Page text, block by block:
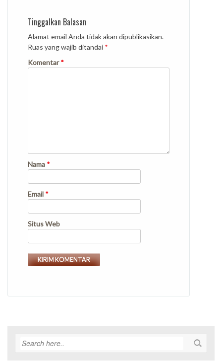
Tinggalkan Balasan
Alamat email Anda tidak akan dipublikasikan.
Ruas yang wajib ditandai *
Komentar*
Nama *
Email *
Situs Web